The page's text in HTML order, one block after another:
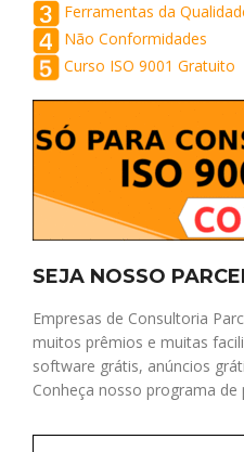
Ferramentas da
Não Conformidades
Curso ISO 9001 Gratuito
SEJA NOSSO
Empresas de Consultoria
muitos prêmios e muitas
software grátis, anúncios
Conheça nosso programa de